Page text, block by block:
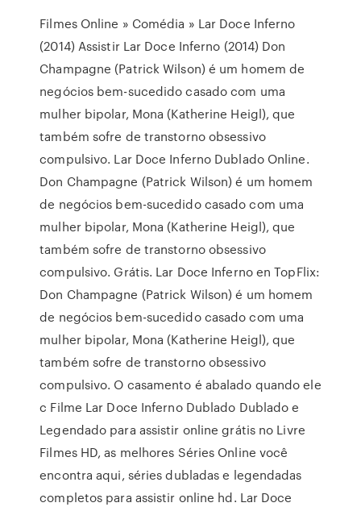
Filmes Online » Comédia » Lar Doce Inferno
(2014) Assistir Lar Doce Inferno (2014) Don
Champagne (Patrick Wilson) é um homem de
negócios bem-sucedido casado com uma
mulher bipolar, Mona (Katherine Heigl), que
também sofre de transtorno obsessivo
compulsivo. Lar Doce Inferno Dublado Online.
Don Champagne (Patrick Wilson) é um homem
de negócios bem-sucedido casado com uma
mulher bipolar, Mona (Katherine Heigl), que
também sofre de transtorno obsessivo
compulsivo. Grátis. Lar Doce Inferno en TopFlix:
Don Champagne (Patrick Wilson) é um homem
de negócios bem-sucedido casado com uma
mulher bipolar, Mona (Katherine Heigl), que
também sofre de transtorno obsessivo
compulsivo. O casamento é abalado quando ele
c Filme Lar Doce Inferno Dublado Dublado e
Legendado para assistir online grátis no Livre
Filmes HD, as melhores Séries Online você
encontra aqui, séries dubladas e legendadas
completos para assistir online hd. Lar Doce